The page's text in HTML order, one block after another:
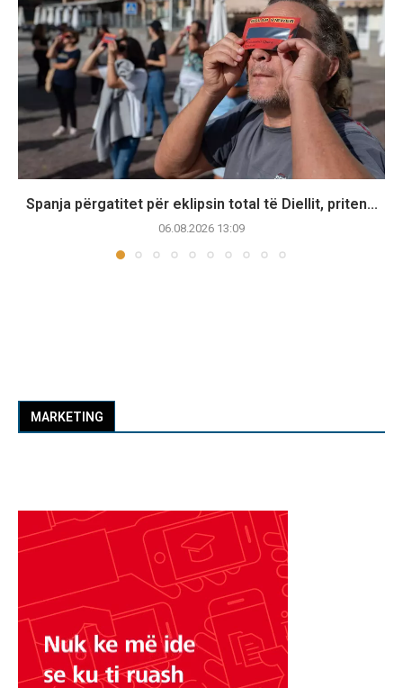
Spanja përgatitet për eklipsin total të Diellit, priten...
06.08.2026 13:09
MARKETING